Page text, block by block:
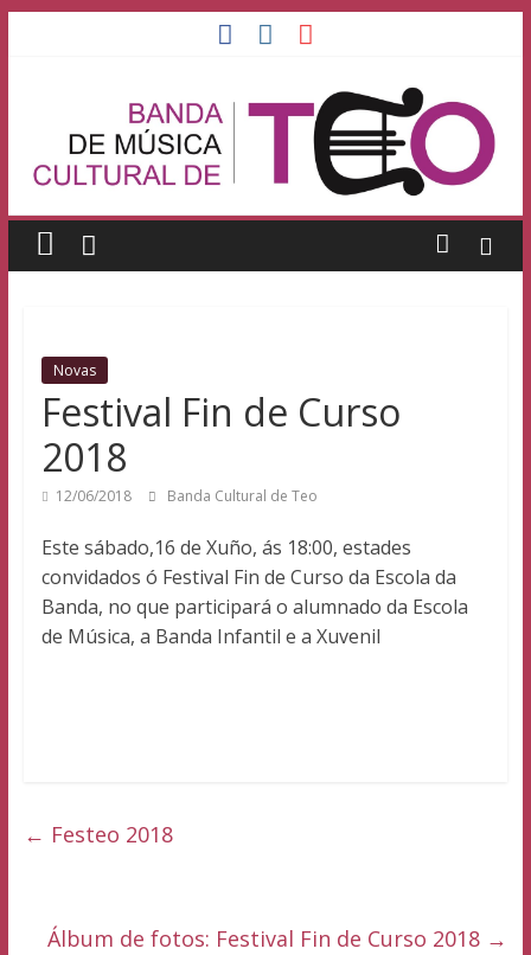
Banda
de
Música
Cultural
de
Teo
Banda
Cultural
Teo
Novas
Festival Fin de Curso
2018
12/06/2018 Banda Cultural de Teo
Este sábado,16 de Xuño, ás 18:00, estades
convidados ó Festival Fin de Curso da Escola da
Banda, no que participará o alumnado da Escola
de Música, a Banda Infantil e a Xuvenil
← Festeo 2018
Álbum de fotos: Festival Fin de Curso 2018 →